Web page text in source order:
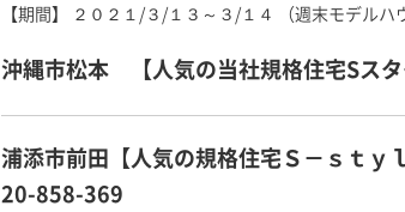
【期間】 ２０２１/３/１３～３/１４ （週末モデル
沖縄市松本 【人気の当社規格住宅Sス
浦添市前田【人気の規格住宅Ｓ－ｓｔ
20-858-369